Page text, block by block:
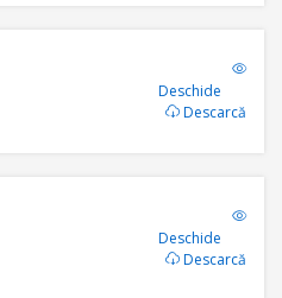
Deschide
Descarcă
Deschide
Descarcă